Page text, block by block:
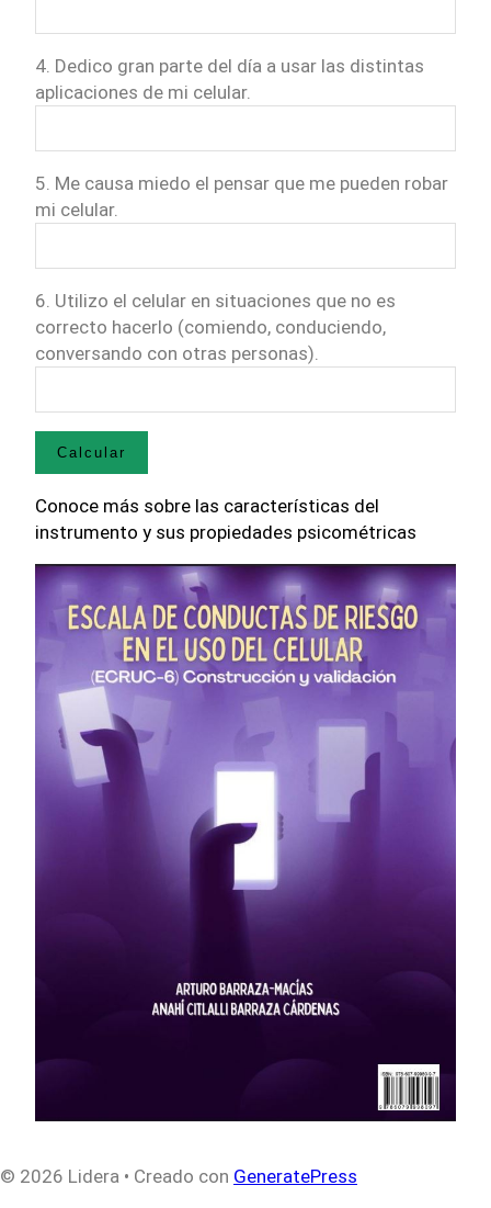
4. Dedico gran parte del día a usar las distintas
aplicaciones de mi celular.
5. Me causa miedo el pensar que me pueden robar
mi celular.
6. Utilizo el celular en situaciones que no es
correcto hacerlo (comiendo, conduciendo,
conversando con otras personas).
Conoce más sobre las características del
instrumento y sus propiedades psicométricas
© 2026 Lidera • Creado con GeneratePress